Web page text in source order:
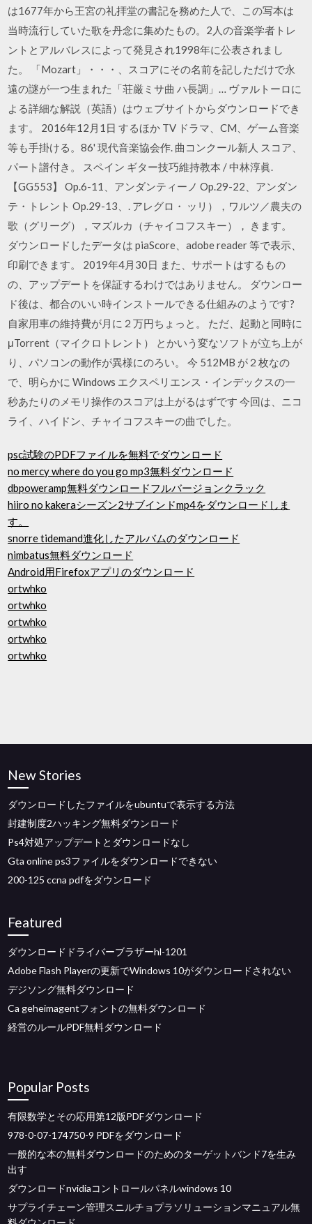
は1677年から王宮の礼拝堂の書記を務めた人で、この写本は
当時流行していた歌を丹念に集めたもの。2人の音楽学者トレ
ントとアルバレスによって発見され1998年に公表されまし
た。 「Mozart」・・・、スコアにその名前を記しただけで永
遠の謎が一つ生まれた「荘厳ミサ曲 ハ長調」… ヴァルトーロに
よる詳細な解説（英語）はウェブサイトからダウンロードでき
ます。 2016年12月1日 するほか TV ドラマ、CM、ゲーム音楽
等も手掛ける。86' 現代音楽協会作. 曲コンクール新人 スコア、
パート譜付き。 スペイン ギター技巧維持教本 / 中林淳眞.
【GG553】 Op.6-11、アンダンティーノ Op.29-22、アンダン
テ・トレント Op.29-13、. アレグロ・ ッリ），ワルツ／農夫の
歌（グリーグ），マズルカ（チャイコフスキー）， きます。
ダウンロードしたデータは piaScore、adobe reader 等で表示、
印刷できます。 2019年4月30日 また、サポートはするもの
の、アップデートを保証するわけではありません。 ダウンロー
ド後は、都合のいい時インストールできる仕組みのようです?
自家用車の維持費が月に２万円ちょっと。 ただ、起動と同時に
μTorrent（マイクロトレント） とかいう変なソフトが立ち上が
り、パソコンの動作が異様にのろい。 今 512MB が２枚なの
で、明らかに Windows エクスペリエンス・インデックスの一
秒あたりのメモリ操作のスコアは上がるはずです 今回は、ニコ
ライ、ハイドン、チャイコフスキーの曲でした。
psc試験のPDFファイルを無料でダウンロード
no mercy where do you go mp3無料ダウンロード
dbpoweramp無料ダウンロードフルバージョンクラック
hiiro no kakeraシーズン2サブインドmp4をダウンロードしま
す。
snorre tidemand進化したアルバムのダウンロード
nimbatus無料ダウンロード
Android用Firefoxアプリのダウンロード
ortwhko
ortwhko
ortwhko
ortwhko
ortwhko
New Stories
ダウンロードしたファイルをubuntuで表示する方法
封建制度2ハッキング無料ダウンロード
Ps4対処アップデートとダウンロードなし
Gta online ps3ファイルをダウンロードできない
200-125 ccna pdfをダウンロード
Featured
ダウンロードドライバーブラザーhl-1201
Adobe Flash Playerの更新でWindows 10がダウンロードされない
デジソング無料ダウンロード
Ca geheimagentフォントの無料ダウンロード
経営のルールPDF無料ダウンロード
Popular Posts
有限数学とその応用第12版PDFダウンロード
978-0-07-174750-9 PDFをダウンロード
一般的な本の無料ダウンロードのためのターゲットバンド7を生み
出す
ダウンロードnvidiaコントロールパネルwindows 10
サプライチェーン管理スニルチョプラソリューションマニュアル無